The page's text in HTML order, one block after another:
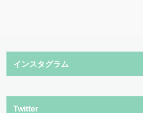
インスタグラム
Twitter